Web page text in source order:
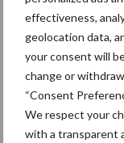
effectiveness,
geolocation data,
your consent will
change or
“Consent
We respect your
with a transparent
Landbouwtechniek
ATH en GTH
ATH en GTH
11 t/m zaterdag 14